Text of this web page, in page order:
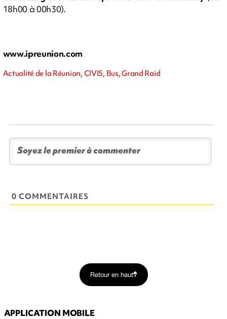
18h00 à 00h30).
www.ipreunion.com
Actualité de la Réunion, CIVIS, Bus, Grand Raid
0 COMMENTAIRES
Retour en haut
APPLICATION MOBILE